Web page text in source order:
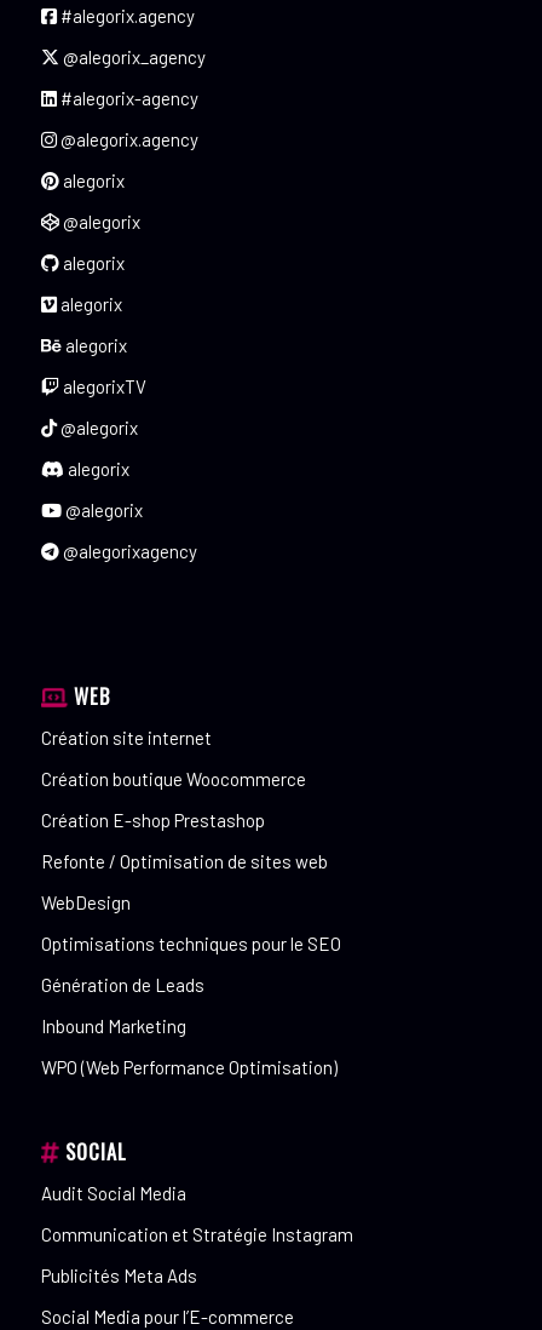
#alegorix.agency
@alegorix_agency
#alegorix-agency
@alegorix.agency
alegorix
@alegorix
alegorix
alegorix
alegorix
alegorixTV
@alegorix
alegorix
@alegorix
@alegorixagency
WEB
Création site internet
Création boutique Woocommerce
Création E-shop Prestashop
Refonte / Optimisation de sites web
WebDesign
Optimisations techniques pour le SEO
Génération de Leads
Inbound Marketing
WPO (Web Performance Optimisation)
SOCIAL
Audit Social Media
Communication et Stratégie Instagram
Publicités Meta Ads
Social Media pour l’E-commerce